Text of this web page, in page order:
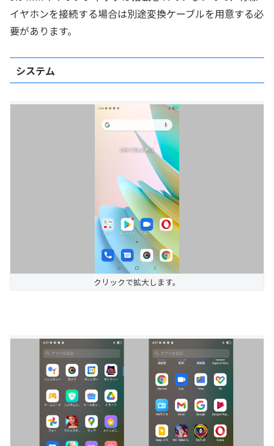
イヤホンを接続する場合は別途変換ケーブルを用意する必
要があります。
システム
クリックで拡大します。